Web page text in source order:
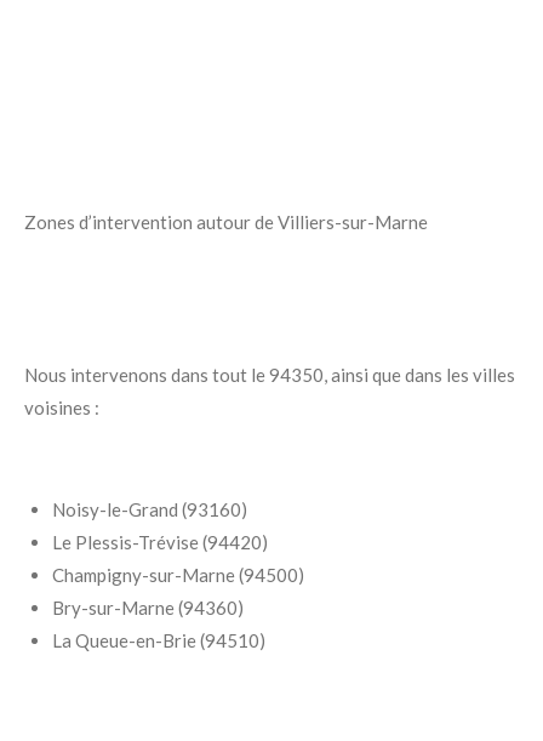
Zones d’intervention autour de Villiers-sur-Marne
Nous intervenons dans tout le 94350, ainsi que dans les villes
voisines :
Noisy-le-Grand (93160)
Le Plessis-Trévise (94420)
Champigny-sur-Marne (94500)
Bry-sur-Marne (94360)
La Queue-en-Brie (94510)